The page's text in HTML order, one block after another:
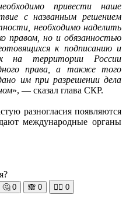
привести наше
с названным решением
необходимо наделить
правом, но и обязанностью
к подписанию и
на территории России
права, а также того
им при разрешении дела
», — сказал глава СКР.
разногласия появляются
международные органы
🤔 0 🙈 0 🧘‍♀️ 0